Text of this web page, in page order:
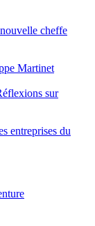
cheffe
Martinet
sur
entreprises du